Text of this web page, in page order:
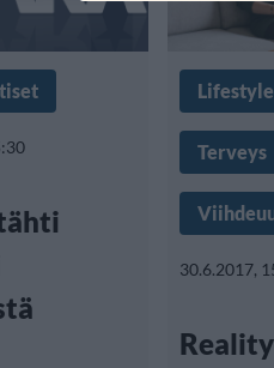
Lifestyle
Terveys
30.6.2017,